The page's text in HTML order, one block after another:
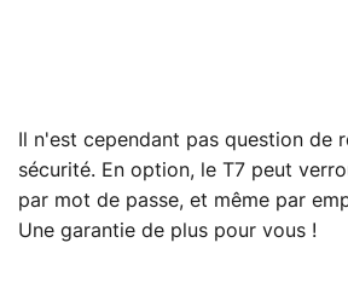
Il n'est cependant pas question de
sécurité. En option, le T7 peut
par mot de passe, et même par
Une garantie de plus pour vous !